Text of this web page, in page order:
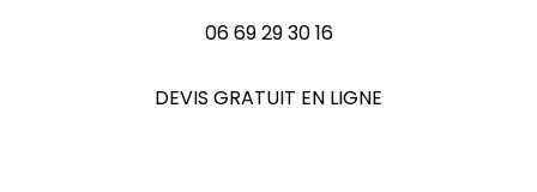
06 69 29 30 16
DEVIS GRATUIT EN LIGNE